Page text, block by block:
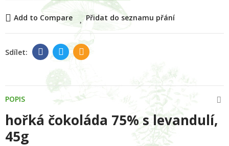
Add to Compare Přidat do seznamu přání
POPIS
hořká čokoláda 75% s levandulí,
45g